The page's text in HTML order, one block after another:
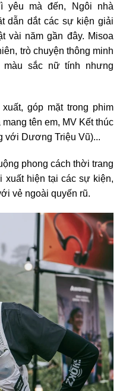
yêu mà đến, Ngôi nhà
dẫn dắt các sự kiện giải
vài năm gần đây. Misoa
trò chuyện thông minh
màu sắc nữ tính nhưng
góp mặt trong phim
tên em, MV Kết thúc
với Dương Triệu Vũ)...
phong cách thời trang
xuất hiện tại các sự kiện,
vẻ ngoài quyến rũ.